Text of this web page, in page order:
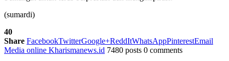
(sumardi)
40
Share FacebookTwitterGoogle+ReddItWhatsAppPinterestEmail
Media online Kharismanews.id 7480 posts 0 comments